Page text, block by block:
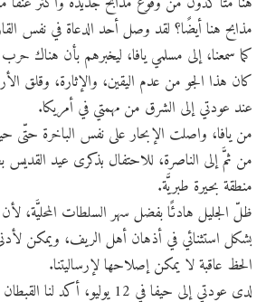
مذابح هنا أيضًا؟ لقد وصل أحد الدعاة في نفس
كما سمعنا، إلى مسلمي يافا، ليخبرهم بأن هناك
كان هذا الجو من عدم اليقين، والإثارة، وقلق
عند عودتي إلى الشرق من مهمتي في أمريكا.
من يافا، واصلت الإبحار على نفس الباخرة حتّى
منطقة بحيرة طبريَّة.
ظلّ الجليل هادئًا بفضل سهر السلطات المحليَّة،
بشكل استثنائي في أذهان أهل الريف، ويمكن
الحظ عاقبة لا يمكن إصلاحها لإرساليتنا.
لدى عودتي إلى حيفا في 12